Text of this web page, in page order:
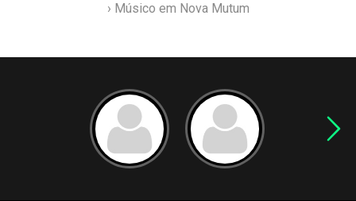
› Músico em Nova Mutum